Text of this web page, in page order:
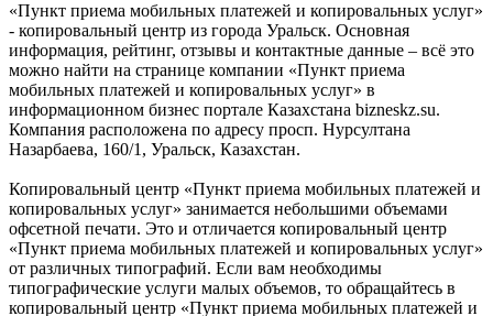
«Пункт приема мобильных платежей и копировальных услуг»
- копировальный центр из города Уральск. Основная
информация, рейтинг, отзывы и контактные данные – всё это
можно найти на странице компании «Пункт приема
мобильных платежей и копировальных услуг» в
информационном бизнес портале Казахстана bizneskz.su.
Компания расположена по адресу просп. Нурсултана
Назарбаева, 160/1, Уральск, Казахстан.
Копировальный центр «Пункт приема мобильных платежей и
копировальных услуг» занимается небольшими объемами
офсетной печати. Это и отличается копировальный центр
«Пункт приема мобильных платежей и копировальных услуг»
от различных типографий. Если вам необходимы
типографические услуги малых объемов, то обращайтесь в
копировальный центр «Пункт приема мобильных платежей и